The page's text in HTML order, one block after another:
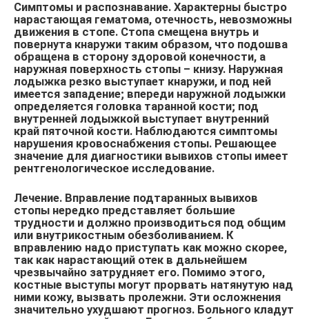
Симптомы и распознавание. Характерны быстро
нарастающая гематома, отечность, невозможны
движения в стопе. Стопа смещена внутрь и
повернута кнаружи таким образом, что подошва
обращена в сторону здоровой конечности, а
наружная поверхность стопы – книзу. Наружная
лодыжка резко выступает кнаружи, и под ней
имеется западение; впереди наружной лодыжки
определяется головка таранной кости; под
внутренней лодыжкой выступает внутренний
край пяточной кости. Наблюдаются симптомы
нарушения кровоснабжения стопы. Решающее
значение для диагностики вывихов стопы имеет
рентгенологическое исследование.
Лечение. Вправление подтаранных вывихов
стопы нередко представляет большие
трудности и должно производиться под общим
или внутрикостным обезболиванием. К
вправлению надо приступать как можно скорее,
так как нарастающий отек в дальнейшем
чрезвычайно затрудняет его. Помимо этого,
костные выступы могут прорвать натянутую над
ними кожу, вызвать пролежни. Эти осложнения
значительно ухудшают прогноз. Больного кладут